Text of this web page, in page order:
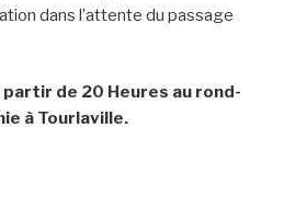
dans l’attente du passage
de 20 Heures au rond-
à Tourlaville.